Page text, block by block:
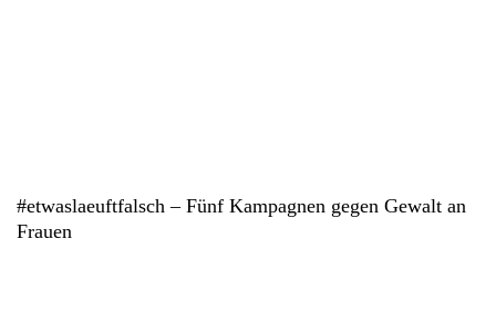
#etwaslaeuftfalsch – Fünf Kampagnen gegen Gewalt an
Frauen